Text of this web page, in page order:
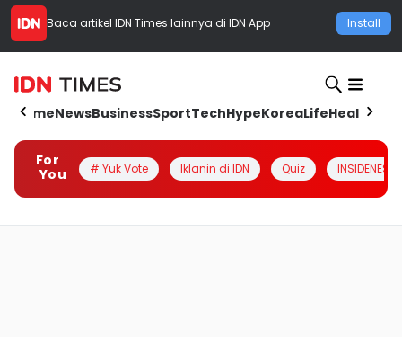
Baca artikel IDN Times lainnya di IDN App Install
HomeNewsBusinessSportTechHypeKoreaLifeHealth
For
You
# Yuk Vote Iklanin di IDN Quiz INSIDENESIA